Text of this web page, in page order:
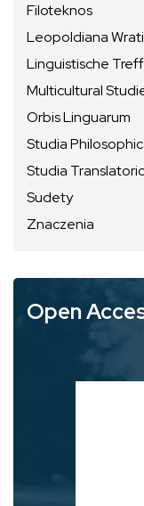
Filoteknos
Leopoldiana
Linguistische
Multicultural
Orbis Linguarum
Studia
Studia
Sudety
Znaczenia
Open